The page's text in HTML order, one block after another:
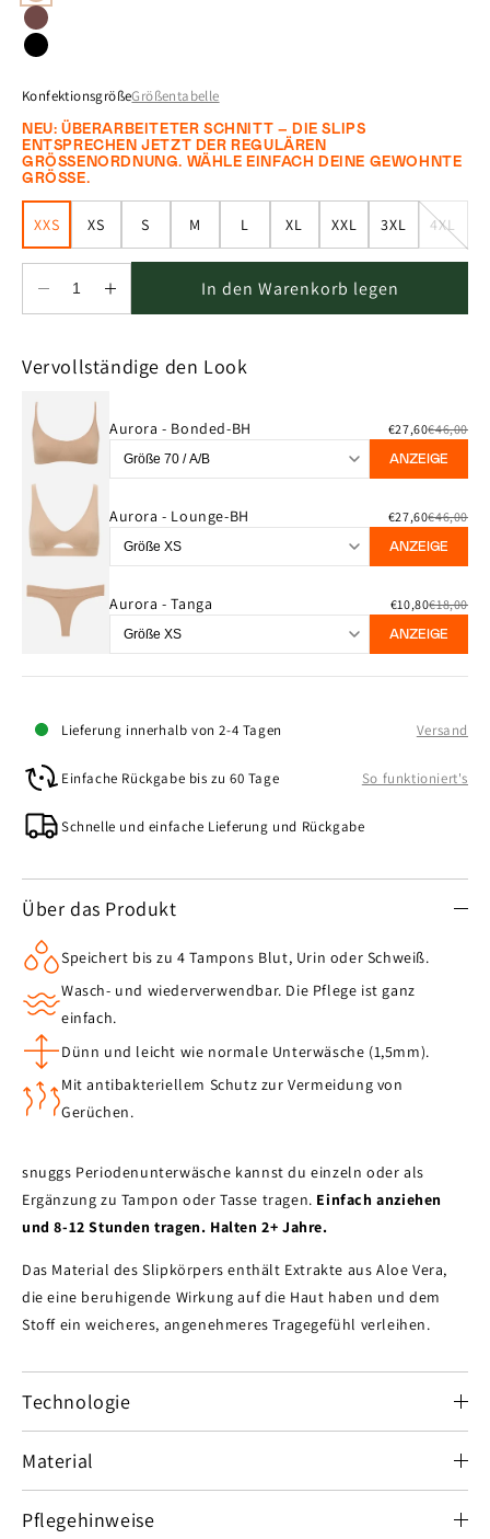
KonfektionsgrößeGrößentabelle
NEU: ÜBERARBEITETER SCHNITT – DIE SLIPS
ENTSPRECHEN JETZT DER REGULÄREN
GRÖSSENORDNUNG. WÄHLE EINFACH DEINE GEWOHNTE
GRÖSSE.
XXS XS S M L XL XXL 3XL 4XL
oder
Verringere
die
für
Classic
-
Erhöhe
die
für
Classic
Beige
In den Warenkorb legen
Vervollständige den Look
Aurora - Bonded-BH €27,60€46,00
ANZEIGE
Aurora - Lounge-BH €27,60€46,00
ANZEIGE
Aurora - Tanga €10,80€18,00
ANZEIGE
Lieferung innerhalb von 2-4 Tagen Versand
Einfache Rückgabe bis zu 60 Tage So funktioniert's
Schnelle und einfache Lieferung und Rückgabe
Über das Produkt
Speichert bis zu 4 Tampons Blut, Urin oder Schweiß.
Wasch- und wiederverwendbar. Die Pflege ist ganz
einfach.
Dünn und leicht wie normale Unterwäsche (1,5mm).
Mit antibakteriellem Schutz zur Vermeidung von
Gerüchen.
snuggs Periodenunterwäsche kannst du einzeln oder als
Ergänzung zu Tampon oder Tasse tragen. Einfach anziehen
und 8-12 Stunden tragen. Halten 2+ Jahre.
Das Material des Slipkörpers enthält Extrakte aus Aloe Vera,
die eine beruhigende Wirkung auf die Haut haben und dem
Stoff ein weicheres, angenehmeres Tragegefühl verleihen.
Technologie
Material
Pflegehinweise